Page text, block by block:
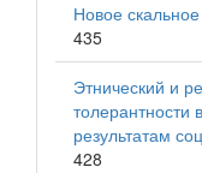
Новое
435
Этнический и
толерантности
результатам
428